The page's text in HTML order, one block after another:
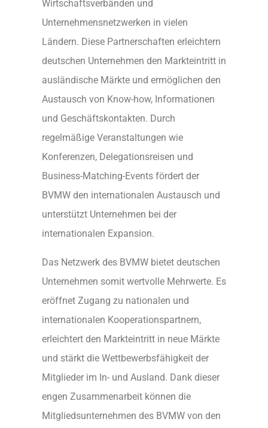
Wirtschaftsverbänden und
Unternehmensnetzwerken in vielen
Ländern. Diese Partnerschaften erleichtern
deutschen Unternehmen den Markteintritt in
ausländische Märkte und ermöglichen den
Austausch von Know-how, Informationen
und Geschäftskontakten. Durch
regelmäßige Veranstaltungen wie
Konferenzen, Delegationsreisen und
Business-Matching-Events fördert der
BVMW den internationalen Austausch und
unterstützt Unternehmen bei der
internationalen Expansion.
Das Netzwerk des BVMW bietet deutschen
Unternehmen somit wertvolle Mehrwerte. Es
eröffnet Zugang zu nationalen und
internationalen Kooperationspartnern,
erleichtert den Markteintritt in neue Märkte
und stärkt die Wettbewerbsfähigkeit der
Mitglieder im In- und Ausland. Dank dieser
engen Zusammenarbeit können die
Mitgliedsunternehmen des BVMW von den